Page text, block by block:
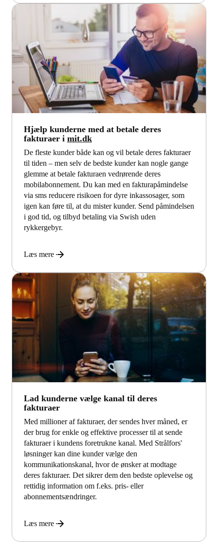
Hjælp kunderne med at betale deres
fakturaer i mit.dk
De fleste kunder både kan og vil betale deres fakturaer
til tiden – men selv de bedste kunder kan nogle gange
glemme at betale fakturaen vedrørende deres
mobilabonnement. Du kan med en fakturapåmindelse
via sms reducere risikoen for dyre inkassosager, som
igen kan føre til, at du mister kunder. Send påmindelsen
i god tid, og tilbyd betaling via Swish uden
rykkergebyr.
Læs mere
Lad kunderne vælge kanal til deres
fakturaer
Med millioner af fakturaer, der sendes hver måned, er
der brug for enkle og effektive processer til at sende
fakturaer i kundens foretrukne kanal. Med Strålfors'
løsninger kan dine kunder vælge den
kommunikationskanal, hvor de ønsker at modtage
deres fakturaer. Det sikrer dem den bedste oplevelse og
rettidig information om f.eks. pris- eller
abonnementsændringer.
Læs mere